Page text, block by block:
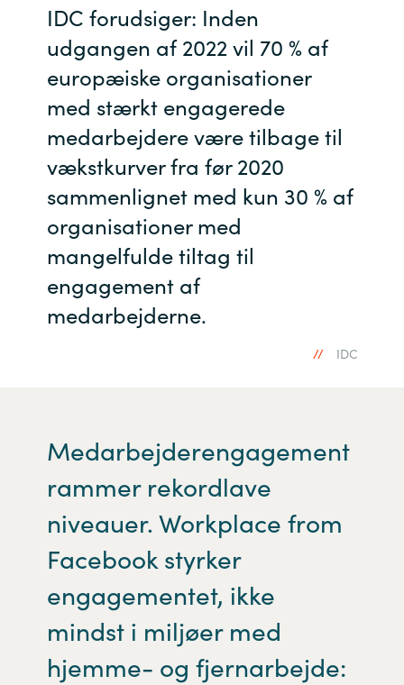
IDC forudsiger: Inden
udgangen af 2022 vil 70 % af
europæiske organisationer
med stærkt engagerede
medarbejdere være tilbage til
vækstkurver fra før 2020
sammenlignet med kun 30 % af
organisationer med
mangelfulde tiltag til
engagement af
medarbejderne.
IDC
Medarbejderengagement
rammer rekordlave
niveauer. Workplace from
Facebook styrker
engagementet, ikke
mindst i miljøer med
hjemme- og fjernarbejde: